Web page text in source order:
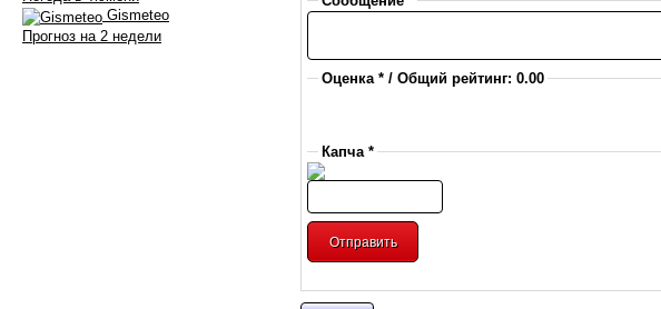
Gismeteo
Прогноз на 2 недели
Оценка * / Общий рейтинг: 0.00
Капча *